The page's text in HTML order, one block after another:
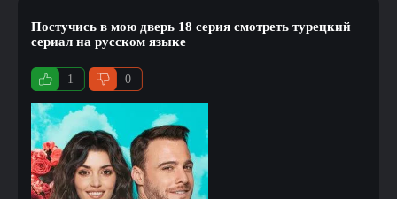
Постучись в мою дверь 18 серия смотреть турецкий
сериал на русском языке
1 0